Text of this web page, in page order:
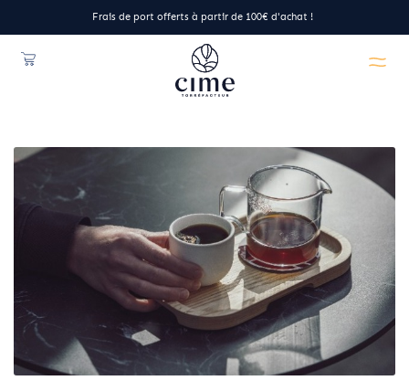
Frais de port offerts à partir de 100€ d'achat !